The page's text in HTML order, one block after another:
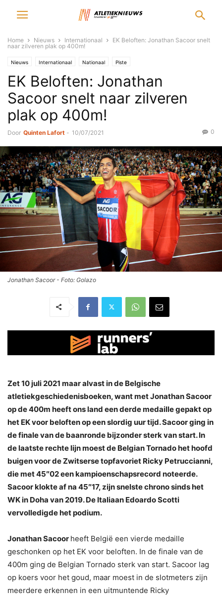
Home Nieuws Internationaal
EK Beloften: Jonathan Sacoor snelt
naar zilveren plak op 400m!
Nieuws Internationaal Nationaal Piste
EK Beloften: Jonathan
Sacoor snelt naar zilveren
plak op 400m!
Door Quinten Lafort - 10/07/2021 0
Jonathan Sacoor - Foto: Golazo
Zet 10 juli 2021 maar alvast in de Belgische
atletiekgeschiedenisboeken, want met Jonathan Sacoor
op de 400m heeft ons land een derde medaille gepakt op
het EK voor beloften op een slordig uur tijd. Sacoor ging in
de finale van de baanronde bijzonder sterk van start. In
de laatste rechte lijn moest de Belgian Tornado het hoofd
buigen voor de Zwitserse topfavoriet Ricky Petruccianni,
die met 45″02 een kampioenschapsrecord noteerde.
Sacoor klokte af na 45″17, zijn snelste chrono sinds het
WK in Doha van 2019. De Italiaan Edoardo Scotti
vervolledigde het podium.
Jonathan Sacoor heeft België een vierde medaille
geschonken op het EK voor beloften. In de finale van de
400m ging de Belgian Tornado sterk van start. Sacoor lag
op koers voor het goud, maar moest in de slotmeters zijn
meerdere erkennen in een uitmuntende Ricky